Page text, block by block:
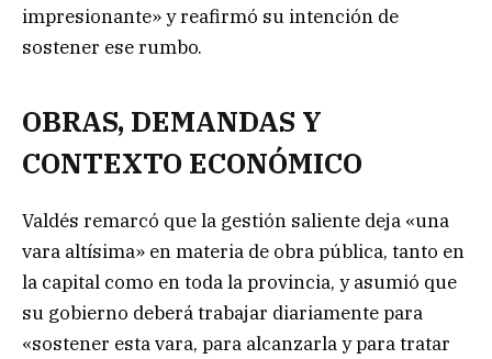
impresionante» y reafirmó su intención de
sostener ese rumbo.
OBRAS, DEMANDAS Y
CONTEXTO ECONÓMICO
Valdés remarcó que la gestión saliente deja «una
vara altísima» en materia de obra pública, tanto en
la capital como en toda la provincia, y asumió que
su gobierno deberá trabajar diariamente para
«sostener esta vara, para alcanzarla y para tratar